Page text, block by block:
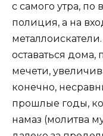
с самого утра, по
полиция, а на
оставаться
мечети,
конечно,
прошлые годы,
намаз (молитва